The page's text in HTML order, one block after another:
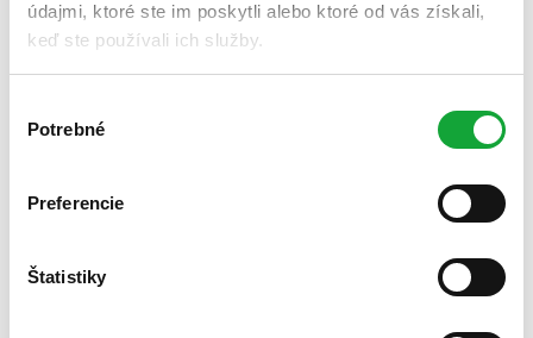
údajmi, ktoré ste im poskytli alebo ktoré od vás získali,
keď ste používali ich služby.
súhlasu
Potrebné
Preferencie
Štatistiky